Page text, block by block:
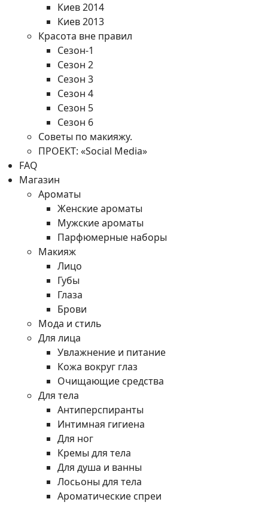
Киев 2014
Киев 2013
Красота вне правил
Сезон-1
Сезон 2
Сезон 3
Сезон 4
Сезон 5
Сезон 6
Советы по макияжу.
ПРОЕКТ: «Social Media»
FAQ
Магазин
Ароматы
Женские ароматы
Мужские ароматы
Парфюмерные наборы
Макияж
Лицо
Губы
Глаза
Брови
Мода и стиль
Для лица
Увлажнение и питание
Кожа вокруг глаз
Очищающие средства
Для тела
Антиперспиранты
Интимная гигиена
Для ног
Кремы для тела
Для душа и ванны
Лосьоны для тела
Ароматические спреи